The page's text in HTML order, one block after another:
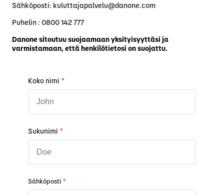
Sähköposti: kuluttajapalvelu@danone.com
Puhelin : 0800 142 777
Danone sitoutuu suojaamaan yksityisyyttäsi ja
varmistamaan, että henkilötietosi on suojattu.
Koko nimi *
Sukunimi *
Sähköposti *